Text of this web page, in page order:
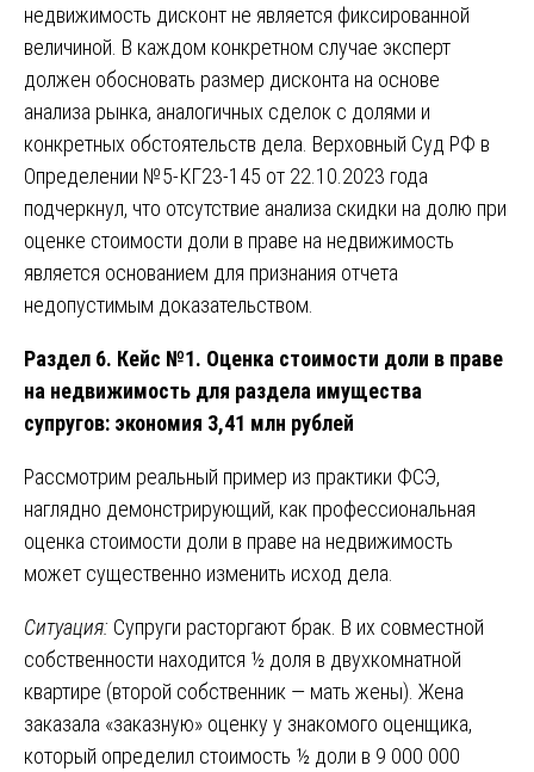
недвижимость дисконт не является фиксированной
величиной. В каждом конкретном случае эксперт
должен обосновать размер дисконта на основе
анализа рынка, аналогичных сделок с долями и
конкретных обстоятельств дела. Верховный Суд РФ в
Определении №5-КГ23-145 от 22.10.2023 года
подчеркнул, что отсутствие анализа скидки на долю при
оценке стоимости доли в праве на недвижимость
является основанием для признания отчета
недопустимым доказательством.
Раздел 6. Кейс №1. Оценка стоимости доли в праве
на недвижимость для раздела имущества
супругов: экономия 3,41 млн рублей
Рассмотрим реальный пример из практики ФСЭ,
наглядно демонстрирующий, как профессиональная
оценка стоимости доли в праве на недвижимость
может существенно изменить исход дела.
Ситуация: Супруги расторгают брак. В их совместной
собственности находится ½ доля в двухкомнатной
квартире (второй собственник — мать жены). Жена
заказала «заказную» оценку у знакомого оценщика,
который определил стоимость ½ доли в 9 000 000